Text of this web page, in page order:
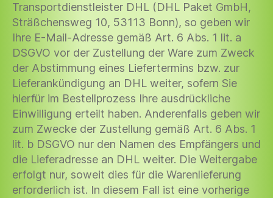
Transportdienstleister DHL (DHL Paket GmbH,
Sträßchensweg 10, 53113 Bonn), so geben wir
Ihre E-Mail-Adresse gemäß Art. 6 Abs. 1 lit. a
DSGVO vor der Zustellung der Ware zum Zweck
der Abstimmung eines Liefertermins bzw. zur
Lieferankündigung an DHL weiter, sofern Sie
hierfür im Bestellprozess Ihre ausdrückliche
Einwilligung erteilt haben. Anderenfalls geben wir
zum Zwecke der Zustellung gemäß Art. 6 Abs. 1
lit. b DSGVO nur den Namen des Empfängers und
die Lieferadresse an DHL weiter. Die Weitergabe
erfolgt nur, soweit dies für die Warenlieferung
erforderlich ist. In diesem Fall ist eine vorherige